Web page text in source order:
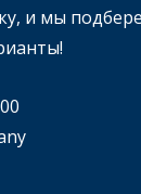
и мы